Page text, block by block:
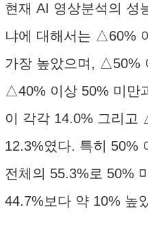
현재 AI 영상분석의 성
냐에 대해서는 △60%
가장 높았으며, △50%
△40% 이상 50% 미만
이 각각 14.0% 그리고
12.3%였다. 특히 50%
전체의 55.3%로 50%
44.7%보다 약 10% 높